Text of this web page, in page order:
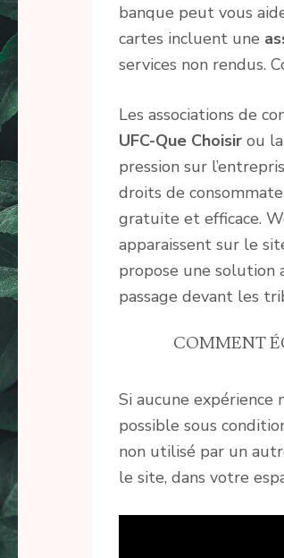
banque peut vous
cartes incluent une
services non rendus.
Les associations de
UFC-Que Choisir ou la
pression sur
droits de
gratuite et efficace.
apparaissent sur le
propose une solution
passage devant les
COMMENT
Si aucune expérience
possible sous
non utilisé par un
le site, dans votre